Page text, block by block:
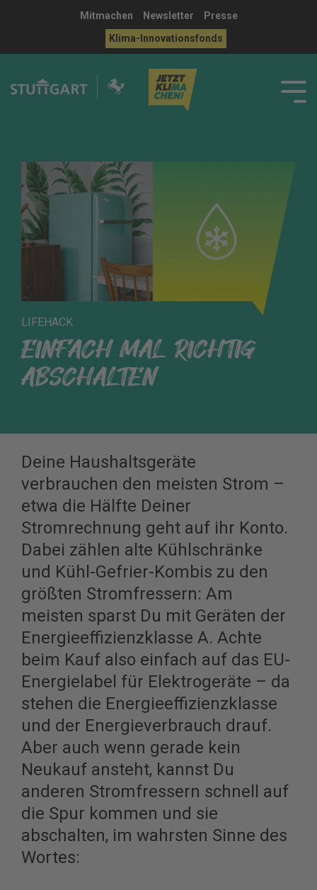
Mitmachen Newsletter
Presse
Klima-Innovationsfonds
LIFEHACK
EINFACH MAL RICHTIG
ABSCHALTEN
Deine Haushaltsgeräte
verbrauchen den meisten Strom –
etwa die Hälfte Deiner
Stromrechnung geht auf ihr Konto.
Dabei zählen alte Kühlschränke
und Kühl-Gefrier-Kombis zu den
größten Stromfressern: Am
meisten sparst Du mit Geräten der
Energieeffizienzklasse A. Achte
beim Kauf also einfach auf das EU-
Energielabel für Elektrogeräte – da
stehen die Energieeffizienzklasse
und der Energieverbrauch drauf.
Aber auch wenn gerade kein
Neukauf ansteht, kannst Du
anderen Stromfressern schnell auf
die Spur kommen und sie
abschalten, im wahrsten Sinne des
Wortes: